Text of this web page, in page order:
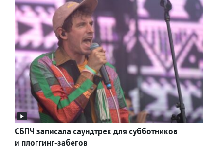
СБПЧ записала саундтрек для субботников
и плоггинг-забегов